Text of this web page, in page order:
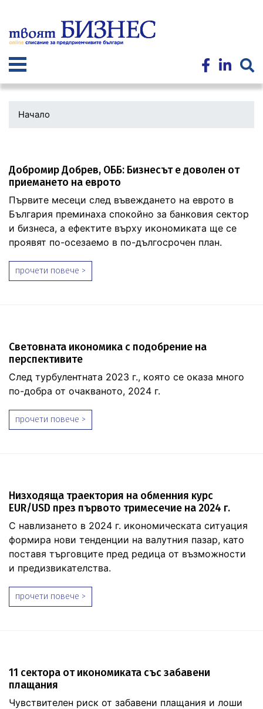
към
основното
Начало
Добромир Добрев, ОББ: Бизнесът е доволен от
приемането на еврото
Първите месеци след въвеждането на еврото в
България преминаха спокойно за банковия сектор
и бизнеса, а ефектите върху икономиката ще се
проявят по-осезаемо в по-дългосрочен план.
прочети повече >
Световната икономика с подобрение на
перспективите
След турбулентната 2023 г., която се оказа много
по-добра от очакваното, 2024 г.
прочети повече >
Низходяща траектория на обменния курс
EUR/USD през първото тримесечие на 2024 г.
С навлизането в 2024 г. икономическата ситуация
формира нови тенденции на валутния пазар, като
поставя търговците пред редица от възможности
и предизвикателства.
прочети повече >
11 сектора от икономиката със забавени
плащания
Чувствителен риск от забавени плащания и лоши